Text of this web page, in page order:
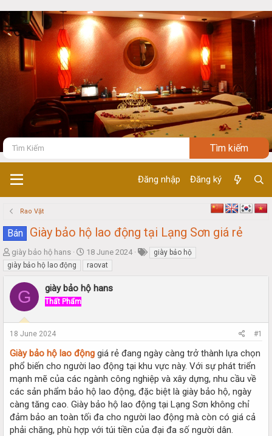
Đăng nhập Đăng ký
Rao Vặt
Bán Giày bảo hộ lao động tại Lạng Sơn giá rẻ
T
h
r
e
d
a
r
e
r
giày bảo hộ hans
S
t
a
r
t
18 June 2024
giày bảo hộ
giày bảo hộ lao động
raovat
G giày bảo hộ hans
Thất Phẩm
18 June 2024 #1
Giày bảo hộ lao động giá rẻ đang ngày càng trở thành lựa chọn
phổ biến cho người lao động tại khu vực này. Với sự phát triển
mạnh mẽ của các ngành công nghiệp và xây dựng, nhu cầu về
các sản phẩm bảo hộ lao động, đặc biệt là giày bảo hộ, ngày
càng tăng cao. Giày bảo hộ lao động tại Lạng Sơn không chỉ
đảm bảo an toàn tối đa cho người lao động mà còn có giá cả
phải chăng, phù hợp với túi tiền của đại đa số người dân.